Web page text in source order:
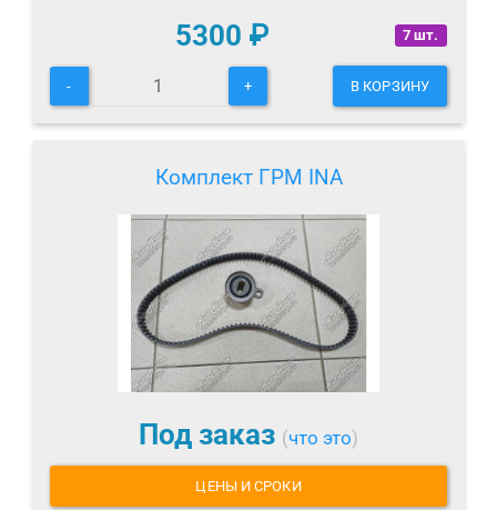
7 шт.
5300 ₽
- + В КОРЗИНУ
Комплект ГРМ INA
Под заказ (что это)
ЦЕНЫ И СРОКИ